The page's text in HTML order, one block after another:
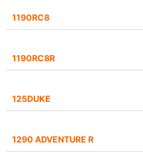
1190RC8
1190RC8R
125DUKE
1290 ADVENTURE R